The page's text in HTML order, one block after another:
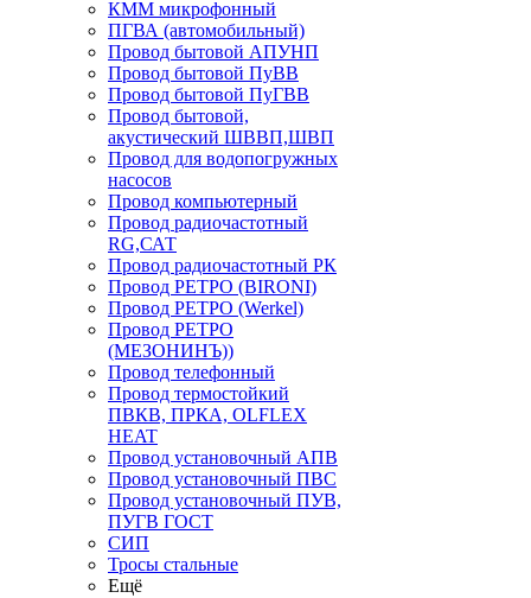
КММ микрофонный
ПГВА (автомобильный)
Провод бытовой АПУНП
Провод бытовой ПуВВ
Провод бытовой ПуГВВ
Провод бытовой,
акустический ШВВП,ШВП
Провод для водопогружных
насосов
Провод компьютерный
Провод радиочастотный
RG,САТ
Провод радиочастотный РК
Провод РЕТРО (BIRONI)
Провод РЕТРО (Werkel)
Провод РЕТРО
(МЕЗОНИНЪ))
Провод телефонный
Провод термостойкий
ПВКВ, ПРКА, OLFLEX
HEAT
Провод установочный АПВ
Провод установочный ПВС
Провод установочный ПУВ,
ПУГВ ГОСТ
СИП
Тросы стальные
Ещё